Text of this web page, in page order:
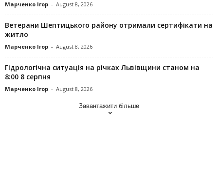
Марченко Ігор - August 8, 2026
Ветерани Шептицького району отримали сертифікати на
житло
Марченко Ігор - August 8, 2026
Гідрологічна ситуація на річках Львівщини станом на
8:00 8 серпня
Марченко Ігор - August 8, 2026
Завантажити більше